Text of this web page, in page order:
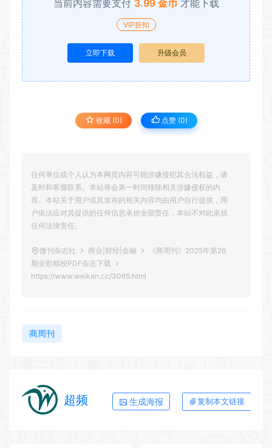
当前内容需要支付 3.99 金币 才能下载
VIP折扣
立即下载 升级会员
收藏 (0) 点赞 (0)
任何单位或个人认为本网页内容可能涉嫌侵犯其合法权益，请
及时和客服联系。本站将会第一时间移除相关涉嫌侵权的内
容。本站关于用户或其发布的相关内容均由用户自行提供，用
户依法应对其提供的任何信息承担全部责任，本站不对此承担
任何法律责任。
微刊杂志社 商业|财经|金融
《商周刊》2025年第26
期全彩精校PDF杂志下载
https://www.weikan.cc/3065.html
商周刊
超频 生成海报 复制本文链接